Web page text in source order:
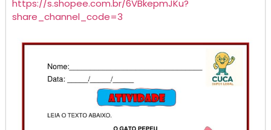
https://s.shopee.com.br/6VBkepmJKu?
share_channel_code=3